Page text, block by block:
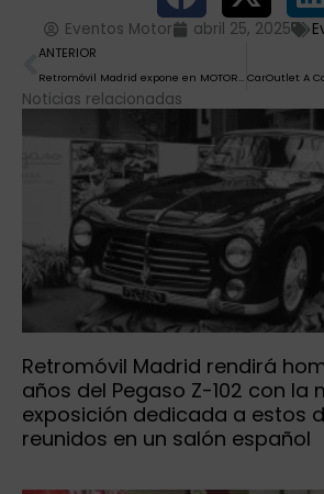
Eventos Motor abril 25, 2025
Ant
ANTERIOR
Retromóvil Madrid expone en MOTORTEC joyas clásicas de EE.UU, Alemania e Inglaterra
Noticias relacionadas
Retromóvil Madrid rendirá
años del Pegaso Z-102 con la
exposición dedicada a estos
reunidos en un salón español